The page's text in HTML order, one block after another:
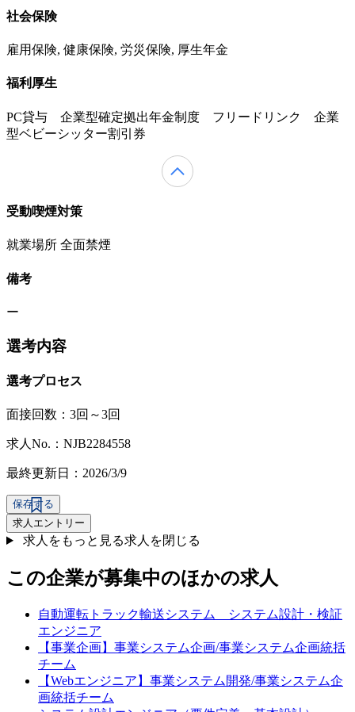
社会保険
雇用保険, 健康保険, 労災保険, 厚生年金
福利厚生
PC貸与 企業型確定拠出年金制度 フリードリンク 企業
型ベビーシッター割引券
受動喫煙対策
就業場所 全面禁煙
備考
ー
選考内容
選考プロセス
面接回数：3回～3回
求人No.：NJB2284558
最終更新日：2026/3/9
保存する
求人エントリー
求人をもっと見る求人を閉じる
この企業が募集中のほかの求人
自動運転トラック輸送システム システム設計・検証
エンジニア
【事業企画】事業システム企画/事業システム企画統括
チーム
【Webエンジニア】事業システム開発/事業システム企
画統括チーム